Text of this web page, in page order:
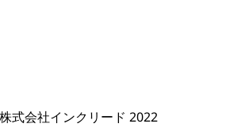
式会社インクリード 2022